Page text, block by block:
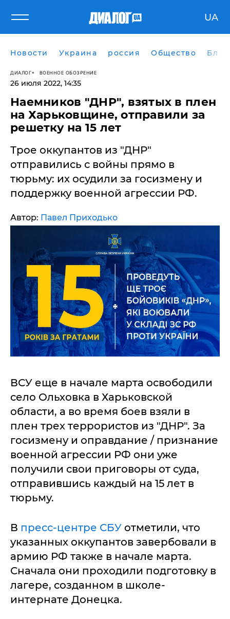
UA
Новости Украина россия Общество
ДИАЛОГ ВОЕННОЕ ОБОЗРЕНИЕ
26 июля 2022, 14:35
Наемников "ДНР", взятых в плен
на Харьковщине, отправили за
решетку на 15 лет
Трое оккупантов из "ДНР"
отправились с войны прямо в
тюрьму: их осудили за госизмену и
поддержку военной агрессии РФ.
Автор: Павел Приходько
ВСУ еще в начале марта освободили
село Ольховка в Харьковской
области, а во время боев взяли в
плен трех террористов из "ДНР". За
госизмену и оправдание / признание
военной агрессии РФ они уже
получили свои приговоры от суда,
отправившись каждый на 15 лет в
тюрьму.
В пресс-центре СБУ отметили, что
указанных оккупантов завербовали в
армию РФ также в начале марта.
Сначала они проходили подготовку в
лагере, созданном в школе-
интернате Донецка.